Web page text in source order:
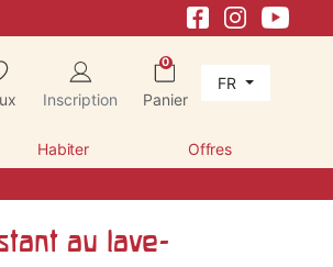
Inscription
0
Panier
FR
Habiter Offres
au lave-